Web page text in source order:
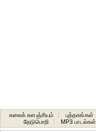
கலைக் களஞ்சியம் புத்தகங்கள்
தேடுபொறி
MP3 பாடல்கள்